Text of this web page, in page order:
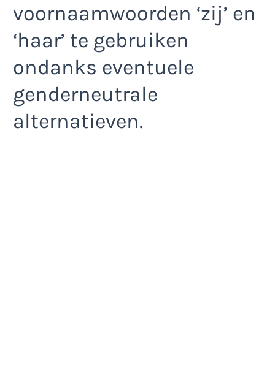
voornaamwoorden ‘zij’ en
‘haar’ te gebruiken
ondanks eventuele
genderneutrale
alternatieven.